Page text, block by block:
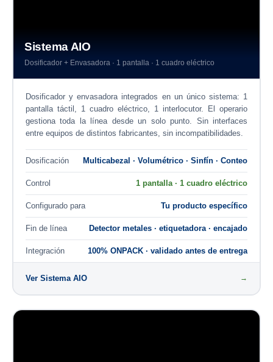
Sistema AIO
Dosificador + Envasadora · 1 pantalla · 1 cuadro eléctrico
Dosificador y envasadora integrados en un único sistema: 1
pantalla táctil, 1 cuadro eléctrico, 1 interlocutor. El operario
gestiona toda la línea desde un solo punto. Sin interfaces
entre equipos de distintos fabricantes, sin incompatibilidades.
Dosificación Multicabezal · Volumétrico · Sinfín · Conteo
Control 1 pantalla · 1 cuadro eléctrico
Configurado para Tu producto específico
Fin de línea Detector metales · etiquetadora · encajado
Integración 100% ONPACK · validado antes de entrega
Ver Sistema AIO →